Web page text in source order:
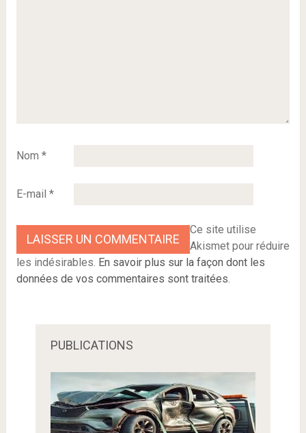
Nom *
E-mail *
Ce site utilise
Akismet pour réduire
les indésirables. En savoir plus sur la façon dont les
données de vos commentaires sont traitées.
PUBLICATIONS